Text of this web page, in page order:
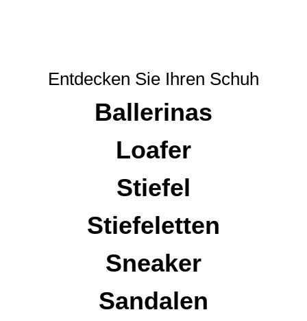
Entdecken Sie Ihren Schuh
Ballerinas
Loafer
Stiefel
Stiefeletten
Sneaker
Sandalen